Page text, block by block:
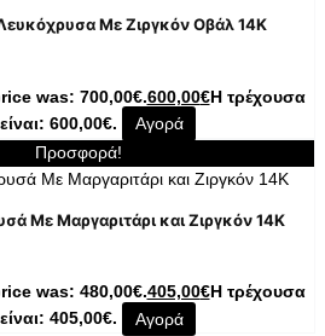
Με Ζιργκόν Οβάλ 14K
was: 700,00€.600,00€Η τρέχουσα
600,00€.
Αγορά
Προσφορά!
Με Μαργαριτάρι και Ζιργκόν 14K
was: 480,00€.405,00€Η τρέχουσα
405,00€.
Αγορά